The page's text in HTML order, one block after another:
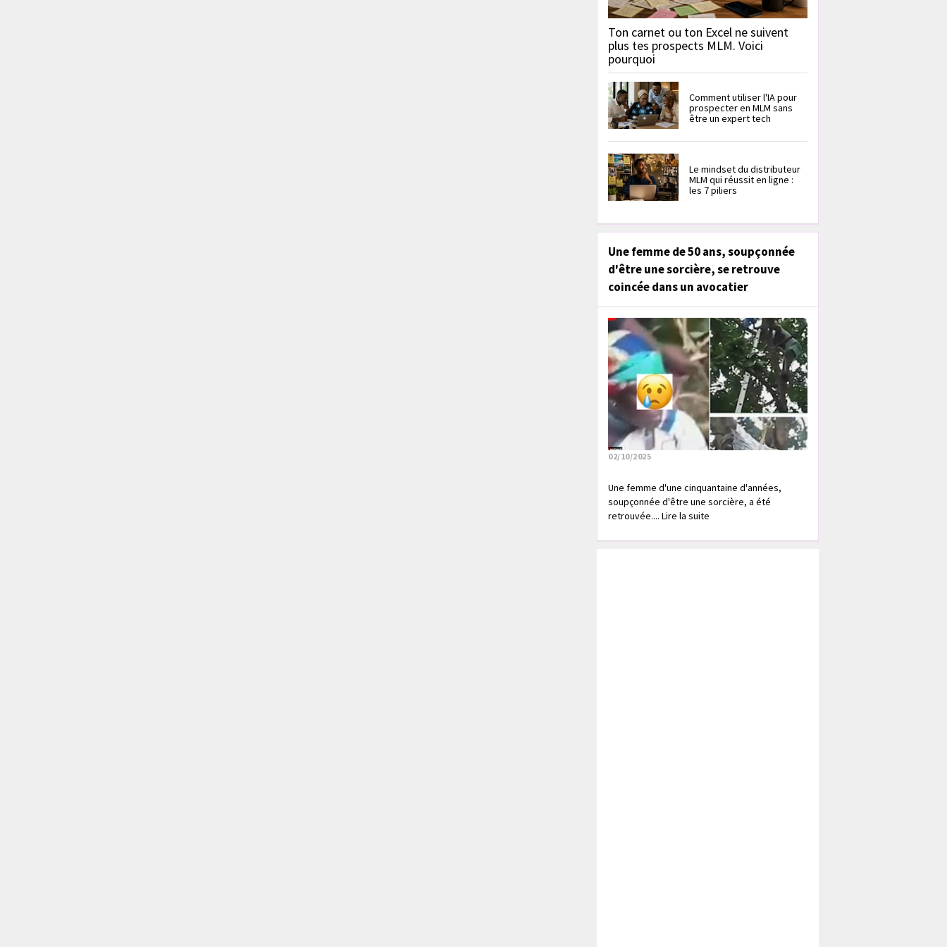
Ton carnet ou ton Excel ne suivent
plus tes prospects MLM. Voici
pourquoi
Comment utiliser l'IA pour
prospecter en MLM sans
être un expert tech
Le mindset du distributeur
MLM qui réussit en ligne :
les 7 piliers
Une femme de 50 ans, soupçonnée
d'être une sorcière, se retrouve
coincée dans un avocatier
02/10/2025
Une femme d'une cinquantaine d'années,
soupçonnée d'être une sorcière, a été
retrouvée.... Lire la suite